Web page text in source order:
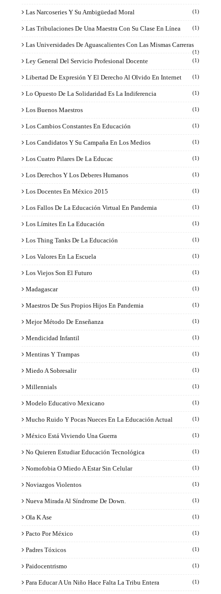
Las Narcoseries Y Su Ambigüedad Moral (1)
Las Tribulaciones De Una Maestra Con Su Clase En Línea (1)
Las Universidades De Aguascalientes Con Las Mismas Carreras
(1)
Ley General Del Servicio Profesional Docente (1)
Libertad De Expresión Y El Derecho Al Olvido En Internet (1)
Lo Opuesto De La Solidaridad Es La Indiferencia (1)
Los Buenos Maestros (1)
Los Cambios Constantes En Educación (1)
Los Candidatos Y Su Campaña En Los Medios (1)
Los Cuatro Pilares De La Educac (1)
Los Derechos Y Los Deberes Humanos (1)
Los Docentes En México 2015 (1)
Los Fallos De La Educación Virtual En Pandemia (1)
Los Límites En La Educación (1)
Los Thing Tanks De La Educación (1)
Los Valores En La Escuela (1)
Los Viejos Son El Futuro (1)
Madagascar (1)
Maestros De Sus Propios Hijos En Pandemia (1)
Mejor Método De Enseñanza (1)
Mendicidad Infantil (1)
Mentiras Y Trampas (1)
Miedo A Sobresalir (1)
Millennials (1)
Modelo Educativo Mexicano (1)
Mucho Ruido Y Pocas Nueces En La Educación Actual (1)
México Está Viviendo Una Guerra (1)
No Quieren Estudiar Educación Tecnológica (1)
Nomofobia O Miedo A Estar Sin Celular (1)
Noviazgos Violentos (1)
Nueva Mirada Al Síndrome De Down. (1)
Ola K Ase (1)
Pacto Por México (1)
Padres Tóxicos (1)
Paidocentrismo (1)
Para Educar A Un Niño Hace Falta La Tribu Entera (1)